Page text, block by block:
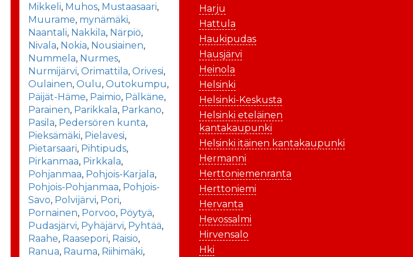
Mikkeli, Muhos, Mustaasaari,
Muurame, mynämäki,
Naantali, Nakkila, Närpiö,
Nivala, Nokia, Nousiainen,
Nummela, Nurmes,
Nurmijärvi,Orimattila,Orivesi,
Oulainen,Oulu,Outokumpu,
Päijät-Häme, Paimio, Pälkäne,
Parainen, Parikkala, Parkano,
Pasila, Pedersören kunta,
Pieksämäki, Pielavesi,
Pietarsaari, Pihtipuds,
Pirkanmaa, Pirkkala,
Pohjanmaa, Pohjois-Karjala,
Pohjois-Pohjanmaa, Pohjois-
Savo, Polvijärvi, Pori,
Pornainen, Porvoo, Pöytyä,
Pudasjärvi, Pyhäjärvi, Pyhtää,
Raahe, Raasepori, Raisio,
Ranua, Rauma, Riihimäki,
Harju
Hattula
Haukipudas
Hausjärvi
Heinola
Helsinki
Helsinki-Keskusta
Helsinki eteläinen
kantakaupunki
Helsinki itäinen kantakaupunki
Hermanni
Herttoniemenranta
Herttoniemi
Hervanta
Hevossalmi
Hirvensalo
Hki